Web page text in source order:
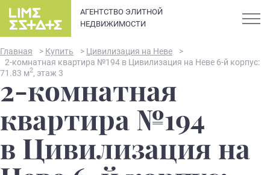
АГЕНТСТВО ЭЛИТНОЙ
НЕДВИЖИМОСТИ
О компании
Элитная недвижимость в
Главная > Купить > Цивилизация на Неве
>
2-комнатная квартира №194 в Цивилизация на Неве 6-й корпус:
71.83 м2, этаж 3
2-комнатная
квартира №194
в Цивилизация на